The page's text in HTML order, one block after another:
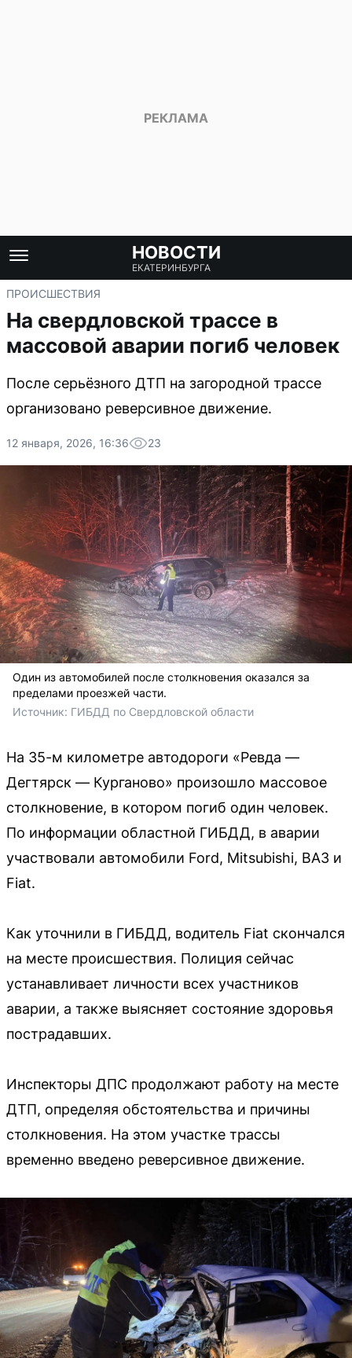
НОВОСТИ
ЕКАТЕРИНБУРГА
ПРОИСШЕСТВИЯ
На свердловской трассе в
массовой аварии погиб человек
После серьёзного ДТП на загородной трассе
организовано реверсивное движение.
12 января, 2026, 16:36 23
Один из автомобилей после столкновения оказался за
пределами проезжей части.
Источник: ГИБДД по Свердловской области
На 35-м километре автодороги «Ревда —
Дегтярск — Курганово» произошло массовое
столкновение, в котором погиб один человек.
По информации областной ГИБДД, в аварии
участвовали автомобили Ford, Mitsubishi, ВАЗ и
Fiat.
Как уточнили в ГИБДД, водитель Fiat скончался
на месте происшествия. Полиция сейчас
устанавливает личности всех участников
аварии, а также выясняет состояние здоровья
пострадавших.
Инспекторы ДПС продолжают работу на месте
ДТП, определяя обстоятельства и причины
столкновения. На этом участке трассы
временно введено реверсивное движение.